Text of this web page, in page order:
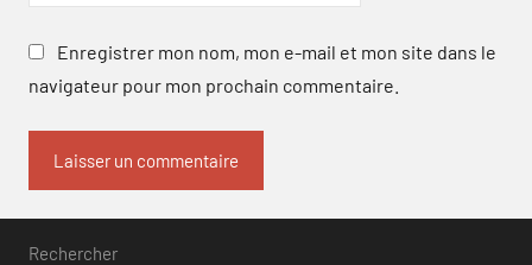
Enregistrer mon nom, mon e-mail et mon site dans le
navigateur pour mon prochain commentaire.
Rechercher